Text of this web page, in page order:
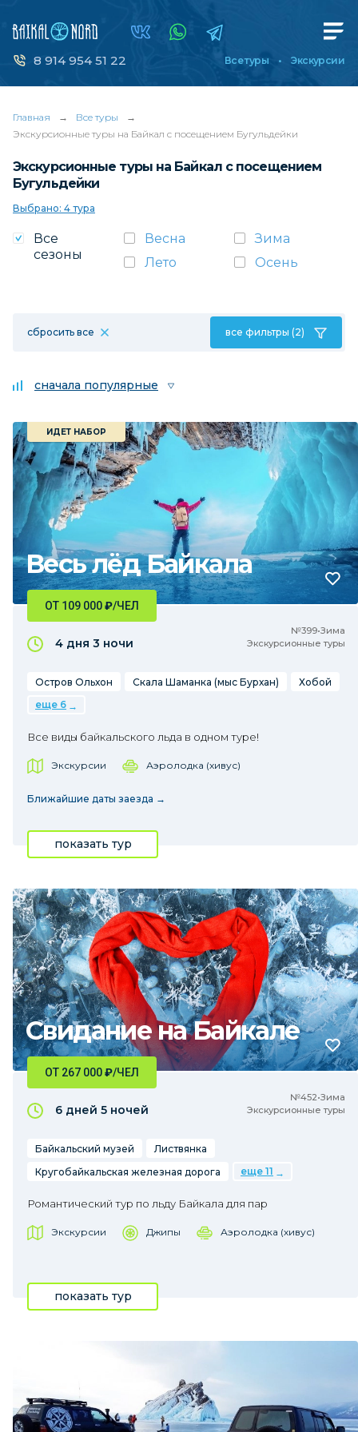
8 914 954 51 22 Все туры Экскурсии
Главная → Все туры
→
Экскурсионные туры на Байкал с посещением Бугульдейки
Экскурсионные туры на Байкал с посещением
Бугульдейки
Выбрано: 4 тура
Все
сезоны
Весна
Зима
Лето
Осень
сбросить все все фильтры (2)
сначала популярные
Весь лёд Байкала
ИДЕТ НАБОР
№399•Зима
Экскурсионные туры
ОТ 109 000₽/ЧЕЛ
4 дня 3 ночи
Остров Ольхон Скала Шаманка (мыс Бурхан)
Хобой
еще 6
Все виды байкальского льда в одном туре!
Экскурсии Аэролодка (хивус)
Ближайшие даты заезда →
показать тур
Свидание на Байкале
№452•Зима
Экскурсионные туры
ОТ 267 000₽/ЧЕЛ
6 дней 5 ночей
Байкальский музей
Листвянка
Кругобайкальская железная дорога
еще 11
Романтический тур по льду Байкала для пар
Экскурсии Джипы Аэролодка (хивус)
показать тур